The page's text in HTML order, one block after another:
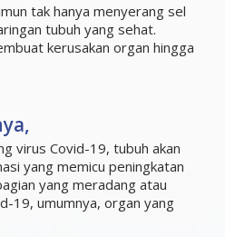
tak hanya menyerang sel
tubuh yang sehat.
kerusakan organ hingga
virus Covid-19, tubuh akan
yang memicu peningkatan
yang meradang atau
19, umumnya, organ yang